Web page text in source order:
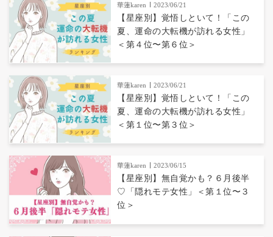
華蓮karen 2023/06/21
【星座別】覚悟しといて！「この
夏、運命の大転機が訪れる女性」
＜第４位〜第６位＞
華蓮karen 2023/06/21
【星座別】覚悟しといて！「この
夏、運命の大転機が訪れる女性」
＜第１位〜第３位＞
華蓮karen 2023/06/15
【星座別】無自覚かも？６月後半
♡「隠れモテ女性」＜第１位〜３
位＞